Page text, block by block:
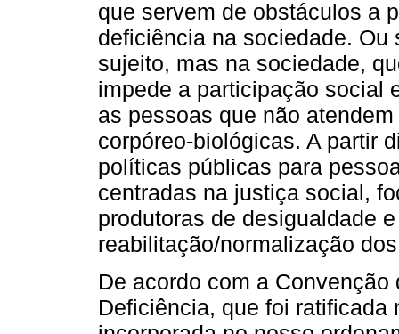
que servem de obstáculos a
deficiência na sociedade.
sujeito, mas na sociedade,
impede a participação social
as pessoas que não
corpóreo-biológicas. A partir
políticas públicas para
centradas na justiça social,
produtoras de desigualdade
reabilitação/normalização
De acordo com a
Deficiência, que foi ratificada